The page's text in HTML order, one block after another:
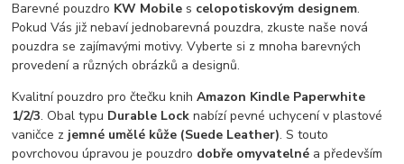
Barevné pouzdro KW Mobile s celopotiskovým designem.
Pokud Vás již nebaví jednobarevná pouzdra, zkuste naše nová
pouzdra se zajímavými motivy. Vyberte si z mnoha barevných
provedení a různých obrázků a designů.
Kvalitní pouzdro pro čtečku knihAmazon Kindle Paperwhite
1/2/3. Obal typu Durable Locknabízí pevné uchycení v plastové
vaničce z jemné umělé kůže (Suede Leather). S touto
povrchovou úpravou je pouzdro dobře omyvatelné a především